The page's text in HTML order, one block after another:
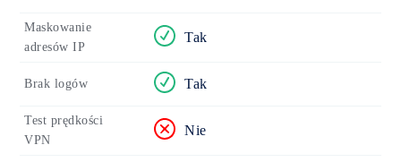
Maskowanie
adresów IP
Tak
Brak logów Tak
Test prędkości
VPN
Nie